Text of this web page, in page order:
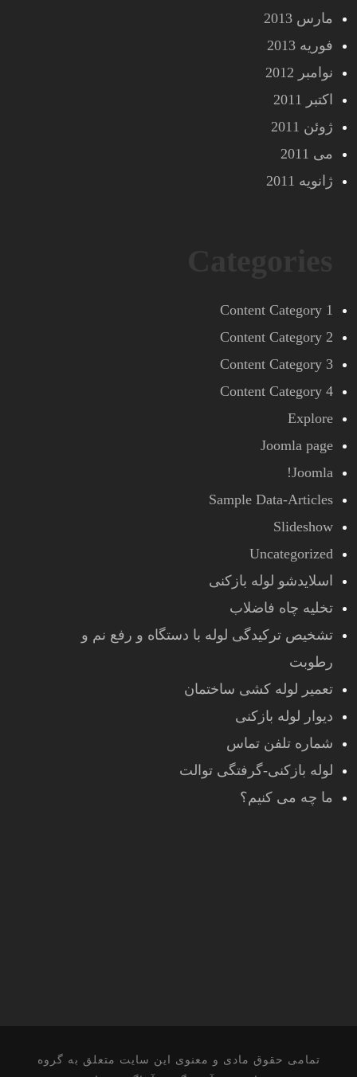
مارس 2013
فوریه 2013
نوامبر 2012
اکتبر 2011
ژوئن 2011
می 2011
ژانویه 2011
Content Category 1
Content Category 2
Content Category 3
Content Category 4
Explore
Joomla page
Joomla!
Sample Data-Articles
Slideshow
Uncategorized
اسلایدشو لوله بازکنی
تخلیه چاه فاضلاب
تشخیص ترکیدگی لوله با دستگاه و رفع نم و
رطوبت
تعمیر لوله کشی ساختمان
دیوار لوله بازکنی
شماره تلفن تماس
لوله بازکنی-گرفتگی توالت
ما چه می کنیم؟
تمامی حقوق مادی و معنوی این سایت متعلق به گروه